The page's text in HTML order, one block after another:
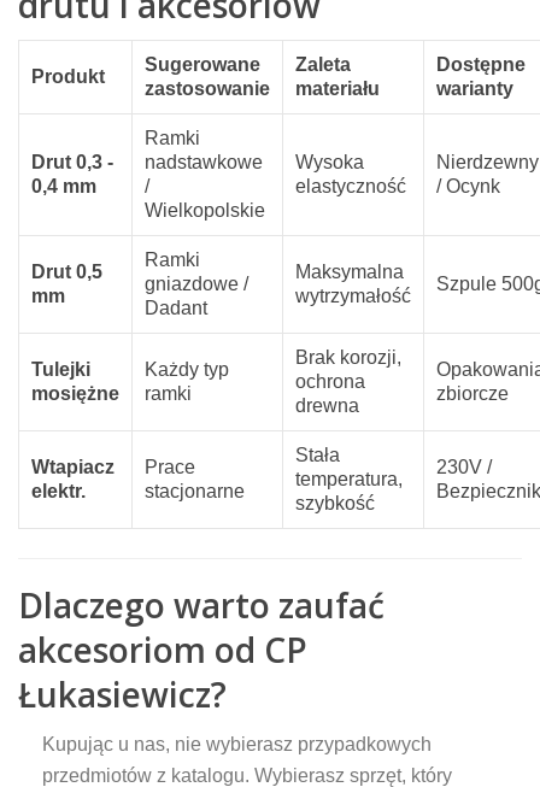
Produkt
Sugerowane
zastosowanie
Zaleta
materiału
Dostępne
warianty
Drut 0,3 -
0,4 mm
Ramki
nadstawkowe
/
Wielkopolskie
Wysoka
elastyczność
Nierdzewny
/ Ocynk
Drut 0,5
mm
Ramki
gniazdowe /
Dadant
Maksymalna
wytrzymałość
Szpule
Tulejki
mosiężne
Każdy typ
ramki
Brak korozji,
ochrona
drewna
zbiorcze
Wtapiacz
elektr.
Prace
stacjonarne
Stała
temperatura,
szybkość
230V /
Bezpiecznik
Dlaczego warto zaufać
akcesoriom od CP
Łukasiewicz?
Kupując u nas, nie wybierasz przypadkowych
przedmiotów z katalogu. Wybierasz sprzęt, który